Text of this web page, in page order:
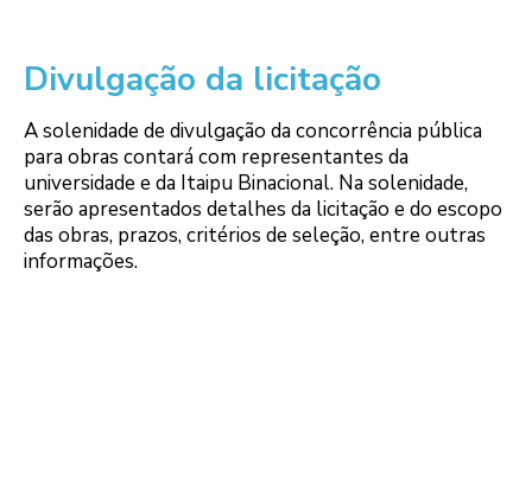
Divulgação da licitação
A solenidade de divulgação da concorrência pública
para obras contará com representantes da
universidade e da Itaipu Binacional. Na solenidade,
serão apresentados detalhes da licitação e do escopo
das obras, prazos, critérios de seleção, entre outras
informações.